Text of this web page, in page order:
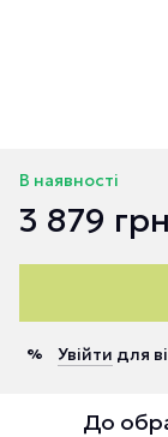
В наявності
3 879 грн
% Увійти для
До